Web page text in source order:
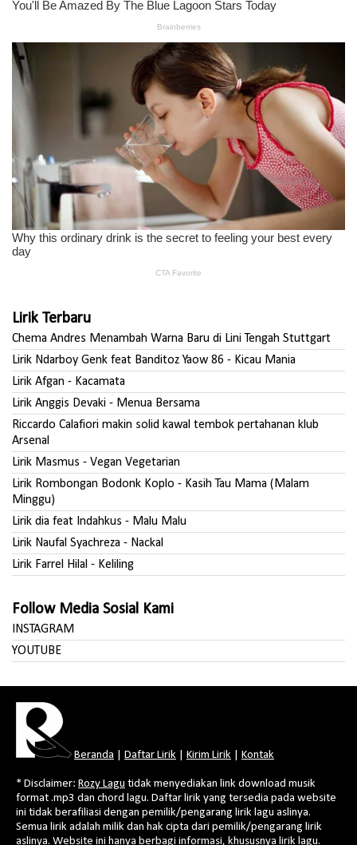
Lirik Terbaru
Chema Andres Menambah Warna Baru di Lini Tengah Stuttgart
Lirik Ndarboy Genk feat Banditoz Yaow 86 - Kicau Mania
Lirik Afgan - Kacamata
Lirik Anggis Devaki - Menua Bersama
Riccardo Calafiori makin solid kawal tembok pertahanan klub
Arsenal
Lirik Masmus - Vegan Vegetarian
Lirik Rombongan Bodonk Koplo - Kasih Tau Mama (Malam
Minggu)
Lirik dia feat Indahkus - Malu Malu
Lirik Naufal Syachreza - Nackal
Lirik Farrel Hilal - Keliling
Follow Media Sosial Kami
INSTAGRAM
YOUTUBE
Beranda Daftar Lirik Kirim Lirik Kontak
* Disclaimer: Rozy Lagu tidak menyediakan link download musik
format .mp3 dan chord lagu. Daftar lirik yang tersedia pada website
ini tidak berafiliasi dengan pemilik/pengarang lirik lagu aslinya.
Semua lirik adalah milik dan hak cipta dari pemilik/pengarang lirik
aslinya. Website ini hanya berbagi informasi, khususnya lirik lagu.